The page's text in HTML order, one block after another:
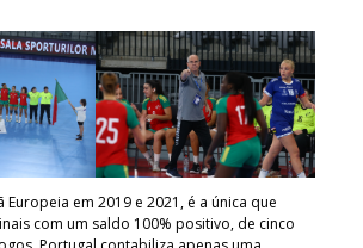
Europeia em 2019 e 2021, é a única que
com um saldo 100% positivo, de cinco